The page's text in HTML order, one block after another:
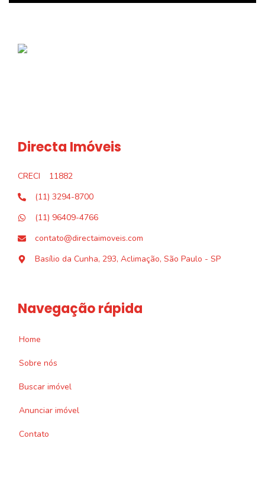
Directa Imóveis
CRECI
11882
(11) 3294-8700
(11) 96409-4766
contato@directaimoveis.com
Basílio da Cunha, 293, Aclimação, São Paulo - SP
Navegação rápida
Home
Sobre nós
Buscar imóvel
Anunciar imóvel
Contato